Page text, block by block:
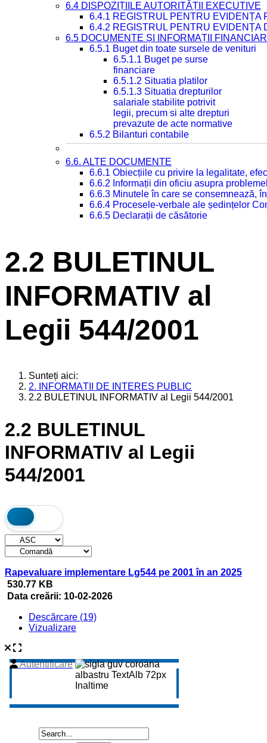
6.4 DISPOZIȚIILE AUTORITĂȚII EXECUTIVE
6.4.1 REGISTRUL PENTRU EVIDENȚA
6.4.2 REGISTRUL PENTRU EVIDENȚA
6.5 DOCUMENTE ȘI INFORMAȚII
6.5.1 Buget din toate sursele de venituri
6.5.1.1 Buget pe surse
financiare
6.5.1.2 Situatia platilor
6.5.1.3 Situatia drepturilor
salariale stabilite potrivit
legii, precum si alte drepturi
prevazute de acte normative
6.5.2 Bilanturi contabile
6.6. ALTE DOCUMENTE
6.6.1 Obiecțiile cu privire la legalitate,
6.6.2 Informații din oficiu asupra
6.6.3 Minutele în care se consemnează,
6.6.4 Procesele-verbale ale ședințelor
6.6.5 Declarații de căsătorie
2.2 BULETINUL
INFORMATIV al
Legii 544/2001
Sunteți aici:
2. INFORMAȚII DE INTERES PUBLIC
2.2 BULETINUL INFORMATIV al Legii 544/2001
2.2 BULETINUL
INFORMATIV al Legii
544/2001
Rapevaluare implementare Lg544 pe 2001 în an 2025
530.77 KB
Data creării: 10-02-2026
Descărcare (19)
Vizualizare